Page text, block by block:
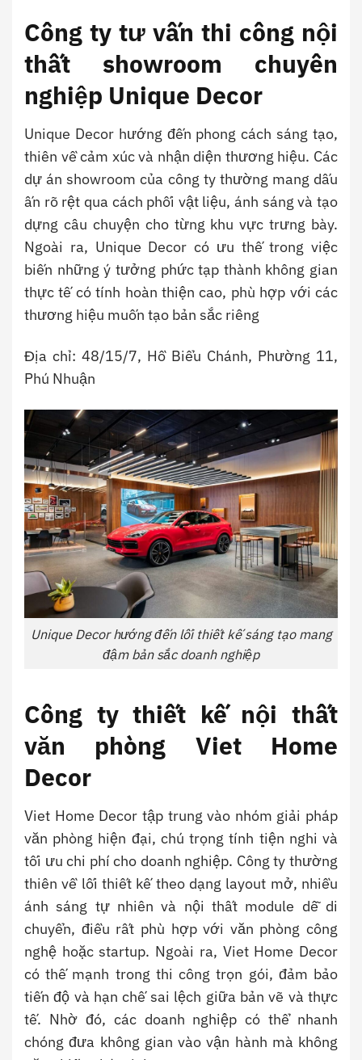
Công ty tư vấn thi công nội
thất showroom chuyên
nghiệp Unique Decor
Unique Decor hướng đến phong cách sáng tạo,
thiên về cảm xúc và nhận diện thương hiệu. Các
dự án showroom của công ty thường mang dấu
ấn rõ rệt qua cách phối vật liệu, ánh sáng và tạo
dựng câu chuyện cho từng khu vực trưng bày.
Ngoài ra, Unique Decor có ưu thế trong việc
biến những ý tưởng phức tạp thành không gian
thực tế có tính hoàn thiện cao, phù hợp với các
thương hiệu muốn tạo bản sắc riêng
Địa chỉ: 48/15/7, Hồ Biểu Chánh, Phường 11,
Phú Nhuận
Unique Decor hướng đến lối thiết kế sáng tạo mang
đậm bản sắc doanh nghiệp
Công ty thiết kế nội thất
văn phòng Viet Home
Decor
Viet Home Decor tập trung vào nhóm giải pháp
văn phòng hiện đại, chú trọng tính tiện nghi và
tối ưu chi phí cho doanh nghiệp. Công ty thường
thiên về lối thiết kế theo dạng layout mở, nhiều
ánh sáng tự nhiên và nội thất module dễ di
chuyển, điều rất phù hợp với văn phòng công
nghệ hoặc startup. Ngoài ra, Viet Home Decor
có thế mạnh trong thi công trọn gói, đảm bảo
tiến độ và hạn chế sai lệch giữa bản vẽ và thực
tế. Nhờ đó, các doanh nghiệp có thể nhanh
chóng đưa không gian vào vận hành mà không